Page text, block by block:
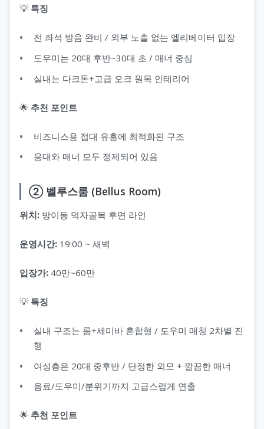
💡 특징
전 좌석 방음 완비 / 외부 노출 없는 엘리베이터 입장
도우미는 20대 후반~30대 초 / 매너 중심
실내는 다크톤+고급 오크 원목 인테리어
🌟 추천 포인트
비즈니스용 접대 유흥에 최적화된 구조
응대와 매너 모두 정제되어 있음
② 벨루스룸 (Bellus Room)
위치: 방이동 먹자골목 후면 라인
운영시간: 19:00 ~ 새벽
입장가: 40만~60만
💡 특징
실내 구조는 룸+세미바 혼합형 / 도우미 매칭 2차별 진
행
여성층은 20대 중후반 / 단정한 외모 + 깔끔한 매너
음료/도우미/분위기까지 고급스럽게 연출
🌟 추천 포인트